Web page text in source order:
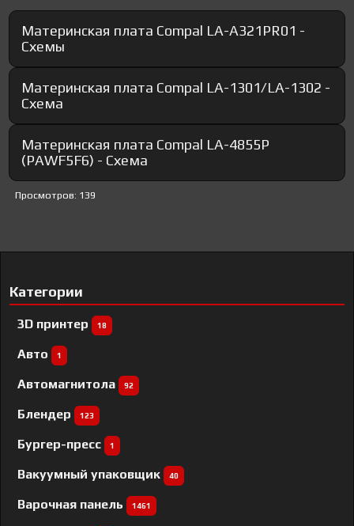
Материнская плата Compal LA-A321PR01 -
Схемы
Материнская плата Compal LA-1301/LA-1302 -
Схема
Материнская плата Compal LA-4855P
(PAWF5F6) - Схема
Просмотров: 139
Категории
3D принтер 18
Авто 1
Автомагнитола 92
Блендер 123
Бургер-пресс 1
Вакуумный упаковщик 40
Варочная панель 1461